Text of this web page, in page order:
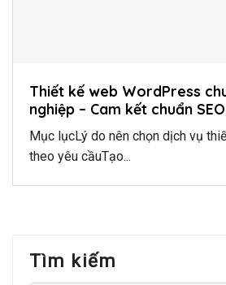
Thiết kế web WordPress
nghiệp – Cam kết chuẩn SEO
Mục lụcLý do nên chọn dịch vụ
theo yêu cầuTạo...
Tìm kiếm